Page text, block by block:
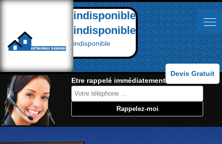
indisponible
indisponible
indisponible
Devis Gratuit
Etre rappelé immédiatement: